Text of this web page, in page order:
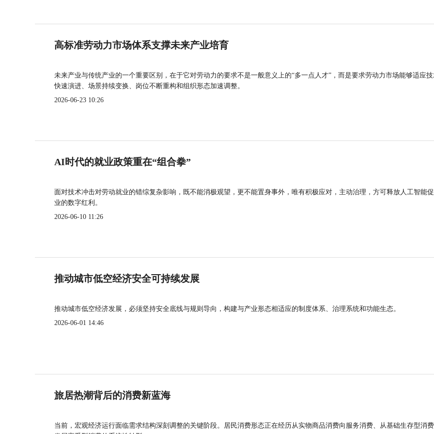
高标准劳动力市场体系支撑未来产业培育
未来产业与传统产业的一个重要区别，在于它对劳动力的要求不是一般意义上的“多一点人才”，而是要求劳动力市场能够适应
快速演进、场景持续变换、岗位不断重构和组织形态加速调整。
2026-06-23 10:26
AI时代的就业政策重在“组合拳”
面对技术冲击对劳动就业的错综复杂影响，既不能消极观望，更不能置身事外，唯有积极应对，主动治理，方可释放人工智能
业的数字红利。
2026-06-10 11:26
推动城市低空经济安全可持续发展
推动城市低空经济发展，必须坚持安全底线与规则导向，构建与产业形态相适应的制度体系、治理系统和功能生态。
2026-06-01 14:46
旅居热潮背后的消费新蓝海
当前，宏观经济运行面临需求结构深刻调整的关键阶段。居民消费形态正在经历从实物商品消费向服务消费、从基础生存型消